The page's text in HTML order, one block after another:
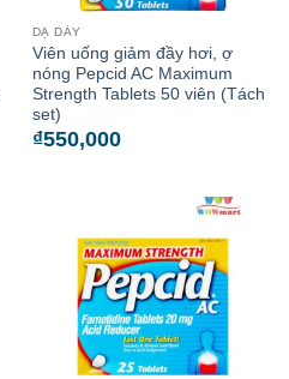
DẠ DÀY
Viên uống giảm đầy hơi, ợ
nóng Pepcid AC Maximum
Strength Tablets 50 viên (Tách
set)
₫550,000